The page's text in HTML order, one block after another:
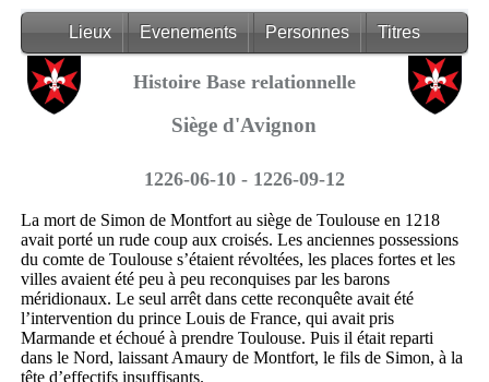
Lieux Evenements Personnes Titres
Histoire Base relationnelle
Siège d'Avignon
1226-06-10 - 1226-09-12
La mort de Simon de Montfort au siège de Toulouse en 1218
avait porté un rude coup aux croisés. Les anciennes possessions
du comte de Toulouse s’étaient révoltées, les places fortes et les
villes avaient été peu à peu reconquises par les barons
méridionaux. Le seul arrêt dans cette reconquête avait été
l’intervention du prince Louis de France, qui avait pris
Marmande et échoué à prendre Toulouse. Puis il était reparti
dans le Nord, laissant Amaury de Montfort, le fils de Simon, à la
tête d’effectifs insuffisants.